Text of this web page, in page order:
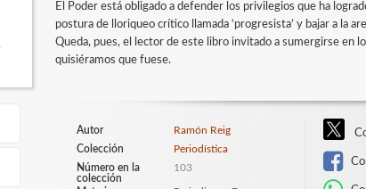
El Poder está obligado a defender los privilegios que ha
postura de lloriqueo crítico llamada ‘progresista’ y bajar a la
Queda, pues, el lector de este libro invitado a sumergirse en
quisiéramos que fuese.
Autor
Ramón Reig
Colección
Periodística
Número en la
colección
103